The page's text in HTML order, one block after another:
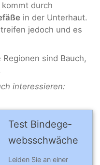
kommt durch
in der Unterhaut.
jedoch und es
sind Bauch,
interessieren:
Test Binde­ge­
webs­schwä­che
Leiden Sie an einer